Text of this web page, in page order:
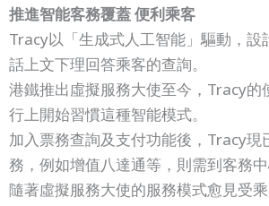
推進智能客務覆蓋 便利乘客
Tracy以「生成式人工智能」驅動，
話上文下理回答乘客的查詢。
港鐵推出虛擬服務大使至今，Tracy
行上開始習慣這種智能模式。
加入票務查詢及支付功能後，Tracy
務，例如增值八達通等，則需到客務中
隨著虛擬服務大使的服務模式愈見受